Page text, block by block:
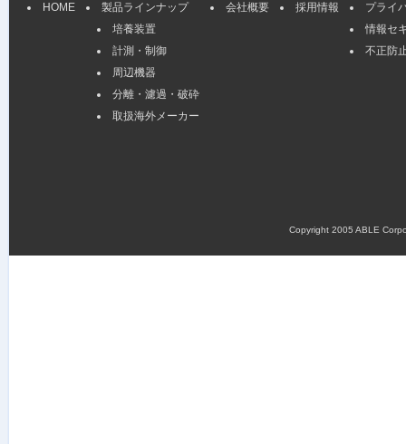
HOME
製品ラインナップ
培養装置
計測・制御
周辺機器
分離・濾過・破砕
取扱海外メーカー
会社概要 採用情報
プライ
情報セ
不正防
Copyright 2005 ABLE